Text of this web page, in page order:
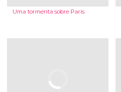
Uma tormenta sobre Paris